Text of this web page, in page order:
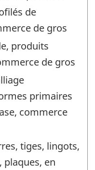
de
de gros
produits
de gros
primaires
commerce
tiges, lingots,
plaques, en